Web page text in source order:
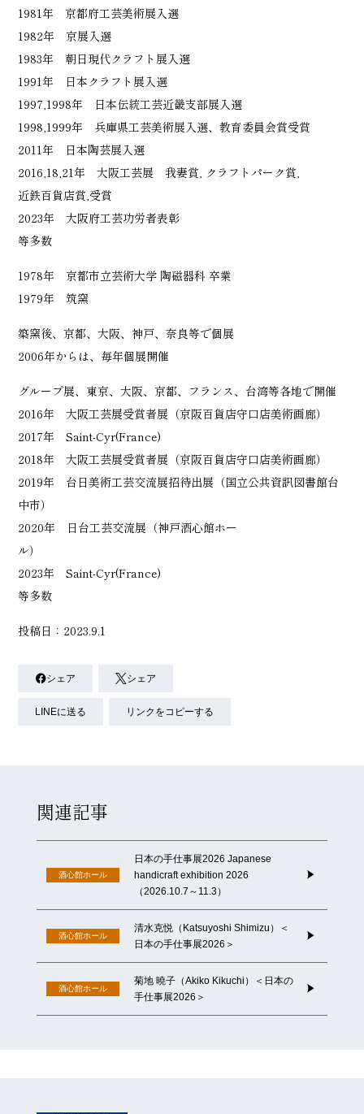
1981年 京都府工芸美術展入選
1982年 京展入選
1983年 朝日現代クラフト展入選
1991年 日本クラフト展入選
1997,1998年 日本伝統工芸近畿支部展入選
1998,1999年 兵庫県工芸美術展入選、教育委員会賞受賞
2011年 日本陶芸展入選
2016,18,21年 大阪工芸展 我妻賞, クラフトパーク賞,
近鉄百貨店賞,受賞
2023年 大阪府工芸功労者表彰
等多数
1978年 京都市立芸術大学 陶磁器科 卒業
1979年 筑窯
築窯後、京都、大阪、神戸、奈良等で個展
2006年からは、毎年個展開催
グループ展、東京、大阪、京都、フランス、台湾等各地で開催
2016年 大阪工芸展受賞者展（京阪百貨店守口店美術画廊）
2017年 Saint-Cyr(France)
2018年 大阪工芸展受賞者展（京阪百貨店守口店美術画廊）
2019年 台日美術工芸交流展招待出展（国立公共資訊図書館台
中市）
2020年 日台工芸交流展（神戸酒心館ホー
ル）
2023年 Saint-Cyr(France)
等多数
投稿日：2023.9.1
シェア シェア
LINEに送る リンクをコピーする
関連記事
酒心館ホール
日本の手仕事展2026 Japanese
handicraft exhibition 2026
（2026.10.7～11.3）
酒心館ホール
清水克悦（Katsuyoshi Shimizu）＜
日本の手仕事展2026＞
酒心館ホール
菊地 曉⼦（Akiko Kikuchi）＜日本の
手仕事展2026＞